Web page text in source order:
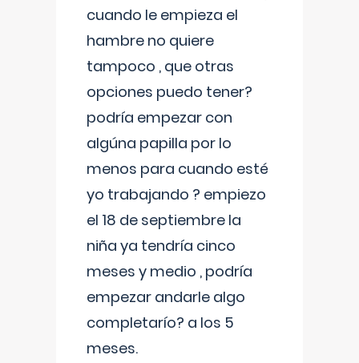
cuando le empieza el
hambre no quiere
tampoco , que otras
opciones puedo tener?
podría empezar con
algúna papilla por lo
menos para cuando esté
yo trabajando ? empiezo
el 18 de septiembre la
niña ya tendría cinco
meses y medio , podría
empezar andarle algo
completarío? a los 5
meses.